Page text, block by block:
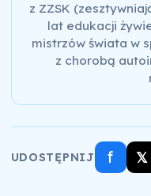
z ZZSK
lat edukacji
mistrzów świata w
z chorobą
UDOSTĘPNIJ f 𝕏